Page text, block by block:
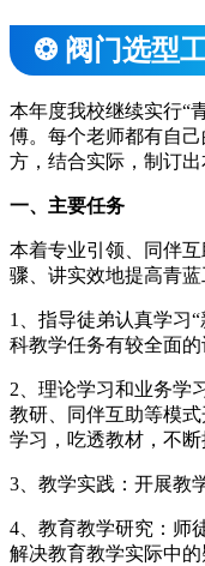
❂ 阀门选型
本年度我校继续实行“
傅。每个老师都有自
方，结合实际，制订
一、主要任务
本着专业引领、同伴
骤、讲实效地提高青蓝
1、指导徒弟认真学习
科教学任务有较全面的
2、理论学习和业务学
教研、同伴互助等模
学习，吃透教材，不断
3、教学实践：开展教
4、教育教学研究：师
解决教育教学实际中的